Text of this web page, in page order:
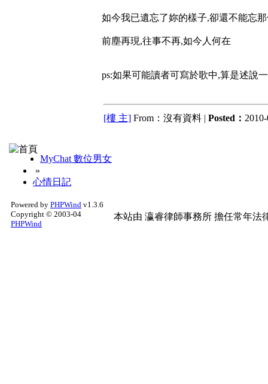
如今我已遺忘了妳的樣子,卻還不能忘
前塵再現,往事不再,如今人何在
ps:如果可能讀者可寫於歌中,算是述說
[樓 主] From：沒有資料 | Posted：
MyChat 數位男女
»
心情日記
Powered by PHPWind v1.3.6
Copyright © 2003-04
PHPWind
本站由 瀛睿律師事務所 擔任常年法